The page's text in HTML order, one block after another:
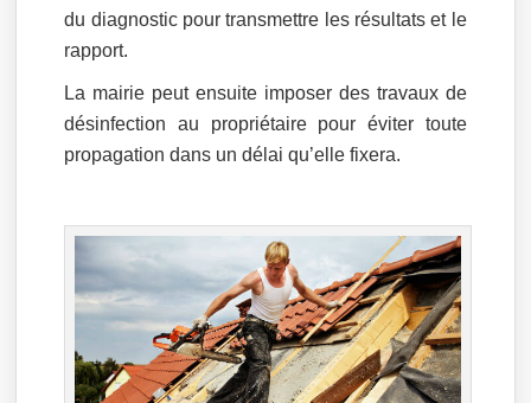
du diagnostic pour transmettre les résultats et le
rapport.
La mairie peut ensuite imposer des travaux de
désinfection au propriétaire pour éviter toute
propagation dans un délai qu’elle fixera.